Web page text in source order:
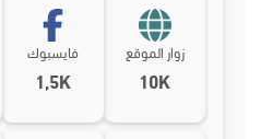
زوار الموقع
10K
فايسبوك
1,5K